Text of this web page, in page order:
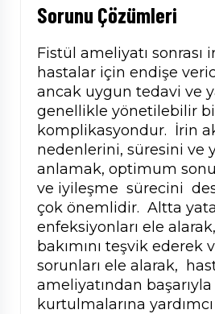
Sorunu Çözümleri
Fistül ameliyatı sonrası
hastalar için endişe
ancak uygun tedavi ve
genellikle yönetilebilir
komplikasyondur. İrin
nedenlerini, süresini ve
anlamak, optimum
ve iyileşme sürecini
çok önemlidir. Altta
enfeksiyonları ele
bakımını teşvik ederek
sorunları ele alarak,
ameliyatından başarıyla
kurtulmalarına